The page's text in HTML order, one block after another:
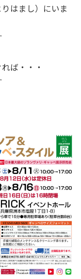
はまし）にいま
ば・・・